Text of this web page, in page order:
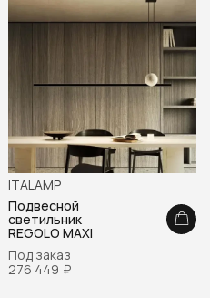
ITALAMP
Подвесной
светильник
REGOLO MAXI
Под заказ
276 449 ₽